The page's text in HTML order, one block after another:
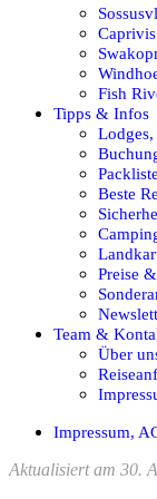
Fish
Tipps & Infos
Beste
Preise
Team &
Über
Impressum,
Aktualisiert am 30.